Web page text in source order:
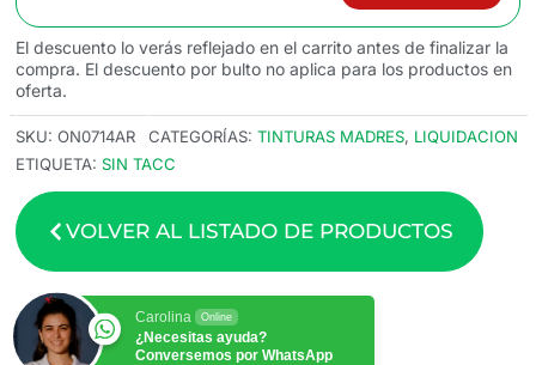
El descuento lo verás reflejado en el carrito antes de finalizar la
compra. El descuento por bulto no aplica para los productos en
oferta.
SKU: ON0714AR CATEGORÍAS: TINTURAS MADRES, LIQUIDACION
ETIQUETA: SIN TACC
VOLVER AL LISTADO DE PRODUCTOS
Carolina Online
¿Necesitas ayuda?
Conversemos por WhatsApp